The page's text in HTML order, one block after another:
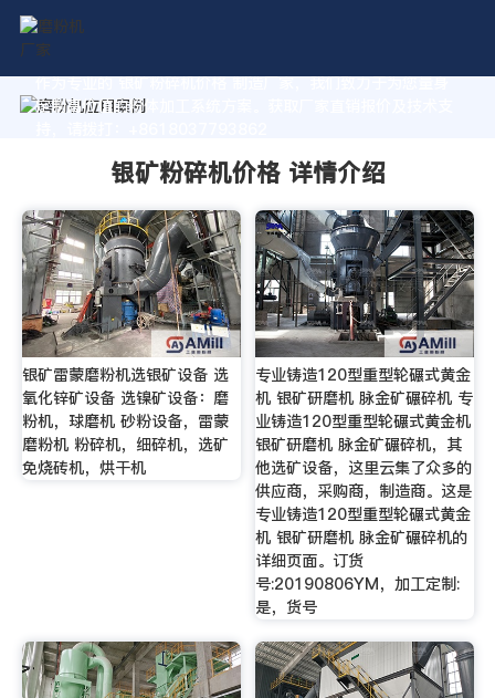
作为专业的 银矿粉碎机价格 制造厂家，我们致力于为您量身
定制高价值的粉体加工系统方案。获取厂家直销报价及技术支
银矿粉碎机价格 详情介绍
银矿雷蒙磨粉机选银矿设备 选
氧化锌矿设备 选镍矿设备：磨
粉机，球磨机 砂粉设备，雷蒙
磨粉机 粉碎机，细碎机，选矿
免烧砖机，烘干机
专业铸造120型重型轮碾式黄金
机 银矿研磨机 脉金矿碾碎机 专
业铸造120型重型轮碾式黄金机
银矿研磨机 脉金矿碾碎机，其
他选矿设备，这里云集了众多的
供应商，采购商，制造商。这是
专业铸造120型重型轮碾式黄金
机 银矿研磨机 脉金矿碾碎机的
详细页面。订货
号:20190806YM，加工定制:
是，货号